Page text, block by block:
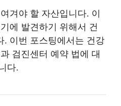
겨야 할 자산입니다. 이
에 발견하기 위해서 건
. 이번 포스팅에서는 건강
검진센터 예약 법에 대
다.